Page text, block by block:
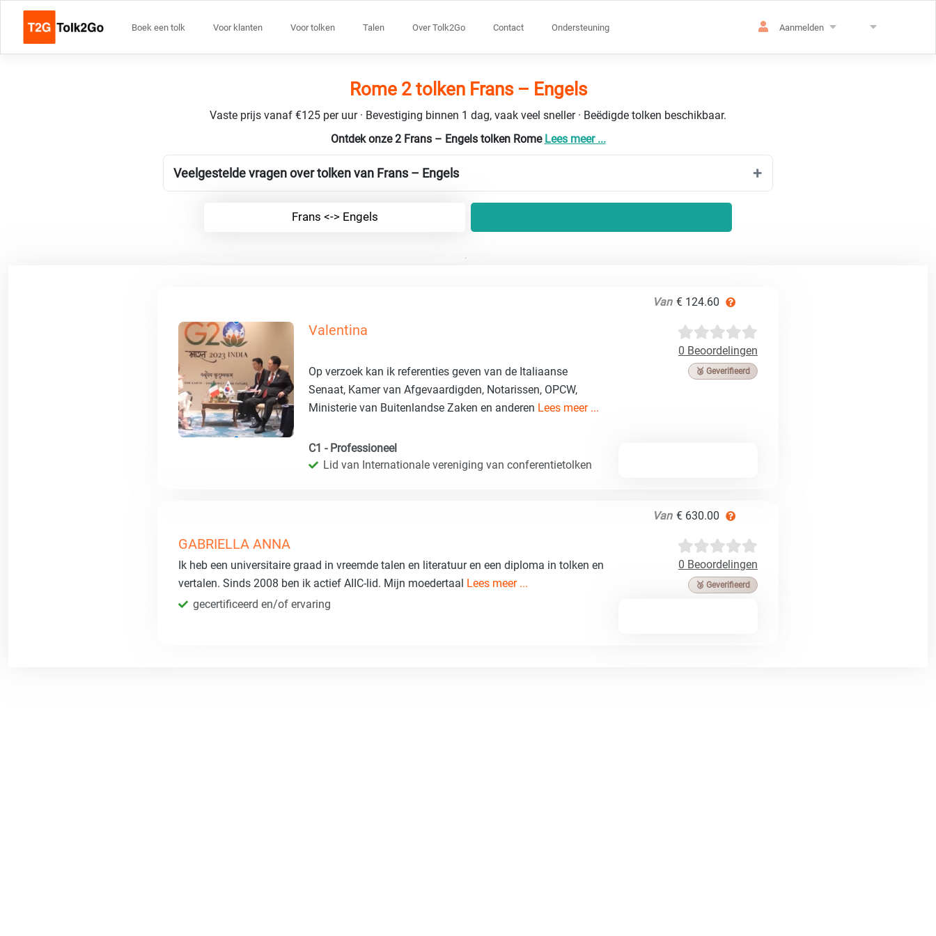
Boek een tolk Voor klanten Voor tolken Talen Over Tolk2Go Contact Ondersteuning Aanmelden
Rome 2 tolken Frans – Engels
Vaste prijs vanaf €125 per uur · Bevestiging binnen 1 dag, vaak veel sneller · Beëdigde tolken beschikbaar.
Ontdek onze 2 Frans – Engels tolken Rome Lees meer ...
Veelgestelde vragen over tolken van Frans – Engels
Frans <-> Engels
Van € 124.60
Valentina
0 Beoordelingen
🥉 Geverifieerd
Op verzoek kan ik referenties geven van de Italiaanse
Senaat, Kamer van Afgevaardigden, Notarissen, OPCW,
Ministerie van Buitenlandse Zaken en anderen Lees meer ...
C1 - Professioneel
Lid van Internationale vereniging van conferentietolken
Van € 630.00
GABRIELLA ANNA
0 Beoordelingen
🥉 Geverifieerd
Ik heb een universitaire graad in vreemde talen en literatuur en een diploma in tolken en
vertalen. Sinds 2008 ben ik actief AIIC-lid. Mijn moedertaal Lees meer ...
gecertificeerd en/of ervaring